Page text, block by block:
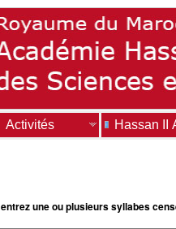
Activités Hassan II
entrez une ou plusieurs syllabes